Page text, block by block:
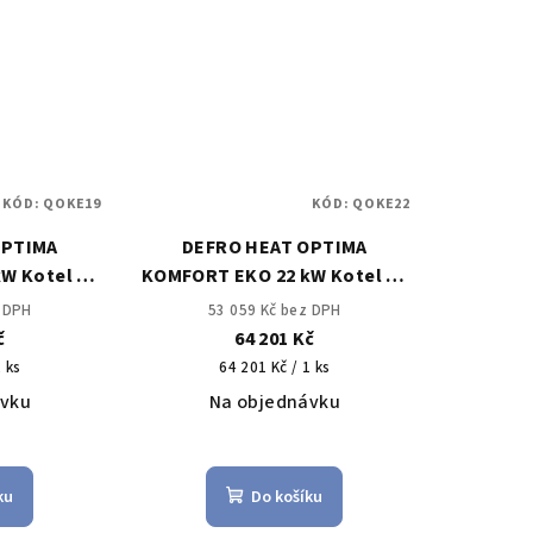
Kotel na
ks
KÓD: QOKE19
DEFRO HEAT OPTIMA
KOMFORT EKO 22 kW Kotel na
uhlí s ručním přikládáním
53 059 Kč bez DPH
64 201 Kč
Měrná
cena:
64 201 Kč / 1 ks
Na objednávku
hodnocení
produktu
Do košíku
KÓD: QOKE22